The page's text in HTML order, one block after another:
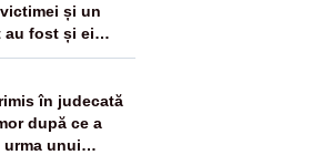
și un
au fost și ei
în judecată
după ce a
unui